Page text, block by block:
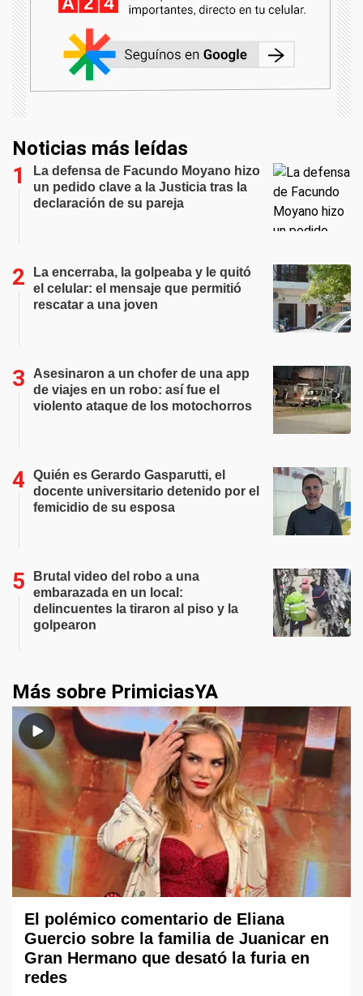
Noticias más leídas
La defensa de Facundo Moyano hizo
un pedido clave a la Justicia tras la
declaración de su pareja
La encerraba, la golpeaba y le quitó
el celular: el mensaje que permitió
rescatar a una joven
Asesinaron a un chofer de una app
de viajes en un robo: así fue el
violento ataque de los motochorros
Quién es Gerardo Gasparutti, el
docente universitario detenido por el
femicidio de su esposa
Brutal video del robo a una
embarazada en un local:
delincuentes la tiraron al piso y la
golpearon
Más sobre PrimiciasYA
El polémico comentario de Eliana
Guercio sobre la familia de Juanicar en
Gran Hermano que desató la furia en
redes